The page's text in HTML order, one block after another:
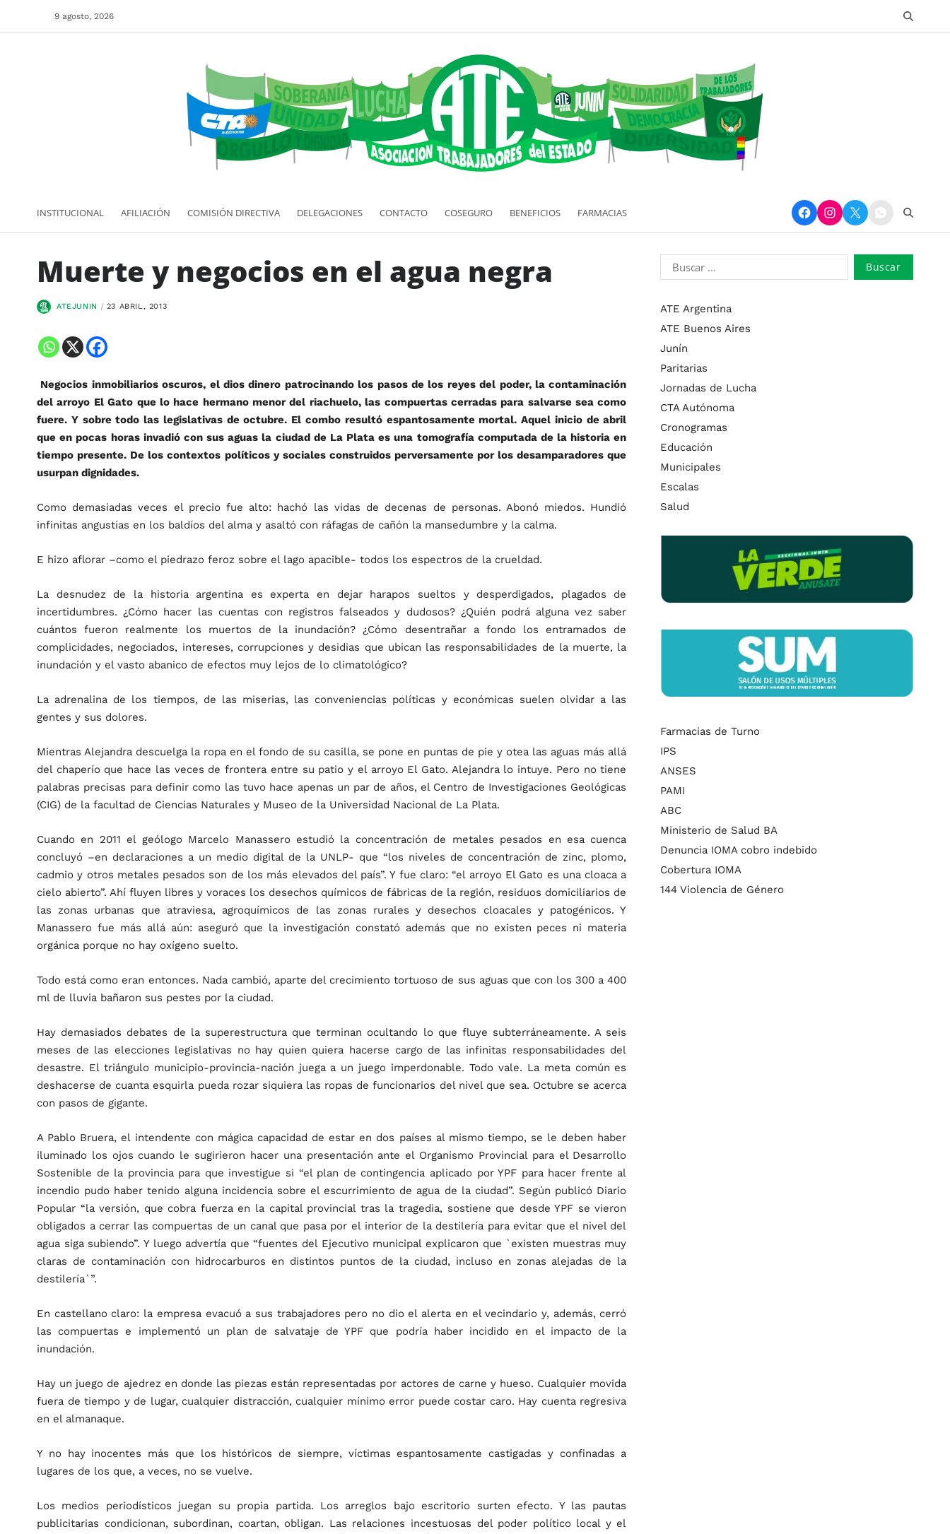
9 agosto, 2026
INSTITUCIONAL AFILIACIÓN COMISIÓN DIRECTIVA DELEGACIONES CONTACTO COSEGURO BENEFICIOS FARMACIAS
Muerte y negocios en el agua negra
ATEJUNIN 23 ABRIL, 2013
Negocios inmobiliarios oscuros, el dios dinero patrocinando los pasos de los reyes del poder, la contaminación
del arroyo El Gato que lo hace hermano menor del riachuelo, las compuertas cerradas para salvarse sea como
fuere. Y sobre todo las legislativas de octubre. El combo resultó espantosamente mortal. Aquel inicio de abril
que en pocas horas invadió con sus aguas la ciudad de La Plata es una tomografía computada de la historia en
tiempo presente. De los contextos políticos y sociales construidos perversamente por los desamparadores que
usurpan dignidades.
Como demasiadas veces el precio fue alto: hachó las vidas de decenas de personas. Abonó miedos. Hundió
infinitas angustias en los baldíos del alma y asaltó con ráfagas de cañón la mansedumbre y la calma.
E hizo aflorar –como el piedrazo feroz sobre el lago apacible- todos los espectros de la crueldad.
La desnudez de la historia argentina es experta en dejar harapos sueltos y desperdigados, plagados de
incertidumbres. ¿Cómo hacer las cuentas con registros falseados y dudosos? ¿Quién podrá alguna vez saber
cuántos fueron realmente los muertos de la inundación? ¿Cómo desentrañar a fondo los entramados de
complicidades, negociados, intereses, corrupciones y desidias que ubican las responsabilidades de la muerte, la
inundación y el vasto abanico de efectos muy lejos de lo climatológico?
La adrenalina de los tiempos, de las miserias, las conveniencias políticas y económicas suelen olvidar a las
gentes y sus dolores.
Mientras Alejandra descuelga la ropa en el fondo de su casilla, se pone en puntas de pie y otea las aguas más allá
del chaperío que hace las veces de frontera entre su patio y el arroyo El Gato. Alejandra lo intuye. Pero no tiene
palabras precisas para definir como las tuvo hace apenas un par de años, el Centro de Investigaciones Geológicas
(CIG) de la facultad de Ciencias Naturales y Museo de la Universidad Nacional de La Plata.
Cuando en 2011 el geólogo Marcelo Manassero estudió la concentración de metales pesados en esa cuenca
concluyó –en declaraciones a un medio digital de la UNLP- que “los niveles de concentración de zinc, plomo,
cadmio y otros metales pesados son de los más elevados del país”. Y fue claro: “el arroyo El Gato es una cloaca a
cielo abierto”. Ahí fluyen libres y voraces los desechos químicos de fábricas de la región, residuos domiciliarios de
las zonas urbanas que atraviesa, agroquímicos de las zonas rurales y desechos cloacales y patogénicos. Y
Manassero fue más allá aún: aseguró que la investigación constató además que no existen peces ni materia
orgánica porque no hay oxígeno suelto.
Todo está como eran entonces. Nada cambió, aparte del crecimiento tortuoso de sus aguas que con los 300 a 400
ml de lluvia bañaron sus pestes por la ciudad.
Hay demasiados debates de la superestructura que terminan ocultando lo que fluye subterráneamente. A seis
meses de las elecciones legislativas no hay quien quiera hacerse cargo de las infinitas responsabilidades del
desastre. El triángulo municipio-provincia-nación juega a un juego imperdonable. Todo vale. La meta común es
deshacerse de cuanta esquirla pueda rozar siquiera las ropas de funcionarios del nivel que sea. Octubre se acerca
con pasos de gigante.
A Pablo Bruera, el intendente con mágica capacidad de estar en dos países al mismo tiempo, se le deben haber
iluminado los ojos cuando le sugirieron hacer una presentación ante el Organismo Provincial para el Desarrollo
Sostenible de la provincia para que investigue si “el plan de contingencia aplicado por YPF para hacer frente al
incendio pudo haber tenido alguna incidencia sobre el escurrimiento de agua de la ciudad”. Según publicó Diario
Popular “la versión, que cobra fuerza en la capital provincial tras la tragedia, sostiene que desde YPF se vieron
obligados a cerrar las compuertas de un canal que pasa por el interior de la destilería para evitar que el nivel del
agua siga subiendo”. Y luego advertía que “fuentes del Ejecutivo municipal explicaron que `existen muestras muy
claras de contaminación con hidrocarburos en distintos puntos de la ciudad, incluso en zonas alejadas de la
destilería`”.
En castellano claro: la empresa evacuó a sus trabajadores pero no dio el alerta en el vecindario y, además, cerró
las compuertas e implementó un plan de salvataje de YPF que podría haber incidido en el impacto de la
inundación.
Hay un juego de ajedrez en donde las piezas están representadas por actores de carne y hueso. Cualquier movida
fuera de tiempo y de lugar, cualquier distracción, cualquier mínimo error puede costar caro. Hay cuenta regresiva
en el almanaque.
Y no hay inocentes más que los históricos de siempre, víctimas espantosamente castigadas y confinadas a
lugares de los que, a veces, no se vuelve.
Los medios periodísticos juegan su propia partida. Los arreglos bajo escritorio surten efecto. Y las pautas
publicitarias condicionan, subordinan, coartan, obligan. Las relaciones incestuosas del poder político local y el
ATE Argentina
ATE Buenos Aires
Junín
Paritarias
Jornadas de Lucha
CTA Autónoma
Cronogramas
Educación
Municipales
Escalas
Salud
Farmacias de Turno
IPS
ANSES
PAMI
ABC
Ministerio de Salud BA
Denuncia IOMA cobro indebido
Cobertura IOMA
144 Violencia de Género